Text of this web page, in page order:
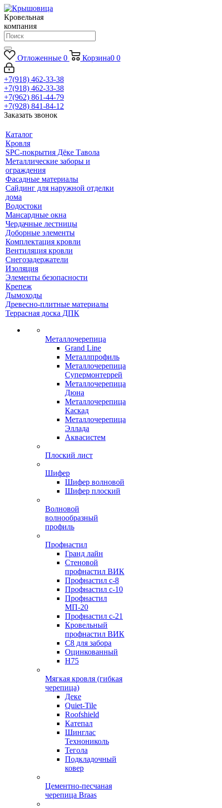
Кровельная
компания
Отложенные 0 Корзина0 0
+7(918) 462-33-38
+7(918) 462-33-38
+7(962) 861-44-79
+7(928) 841-84-12
Заказать звонок
Каталог
Кровля
SPC-покрытия Дёке Тавола
Металлические заборы и
ограждения
Фасадные материалы
Сайдинг для наружной отделки
дома
Водостоки
Мансардные окна
Чердачные лестницы
Доборные элементы
Комплектация кровли
Вентиляция кровли
Снегозадержатели
Изоляция
Элементы безопасности
Крепеж
Дымоходы
Древесно-плитные материалы
Террасная доска ДПК
Металлочерепица
Grand Line
Металлпрофиль
Металлочерепица
Супермонтеррей
Металлочерепица
Дюна
Металлочерепица
Каскад
Металлочерепица
Эллада
Аквасистем
Плоский лист
Шифер
Шифер волновой
Шифер плоский
Волновой
волнообразный
профиль
Профнастил
Гранд лайн
Стеновой
профнастил ВИК
Профнастил с-8
Профнастил с-10
Профнастил
МП-20
Профнастил с-21
Кровельный
профнастил ВИК
С8 для забора
Оцинкованный
Н75
Мягкая кровля (гибкая
черепица)
Деке
Quiet-Tile
Roofshield
Катепал
Шинглас
Технониколь
Тегола
Подкладочный
ковер
Цементно-песчаная
черепица Braas